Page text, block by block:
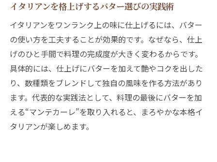
イタリアンを格上げするバター選びの実践術
イタリアンをワンランク上の味に仕上げるには、バター
の使い方を工夫することが効果的です。なぜなら、仕上
げのひと手間で料理の完成度が大きく変わるからです。
具体的には、仕上げにバターを加えて艶やコクを出した
り、数種類をブレンドして独自の風味を作る方法があり
ます。代表的な実践法として、料理の最後にバターを加
える“マンテカーレ”を取り入れると、まろやかな本格イ
タリアンが楽しめます。